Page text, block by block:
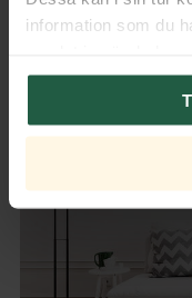
information som du